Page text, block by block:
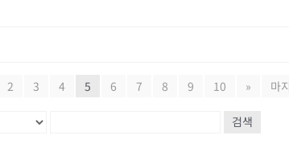
2 3 4 5 6 7 8 9 10 » 마
검색